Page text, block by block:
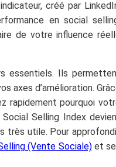
créé par
en social
de votre influence
essentiels. Ils
axes d’amélioration.
rapidement pourquoi
Selling Index
très utile. Pour
(Vente Sociale)et